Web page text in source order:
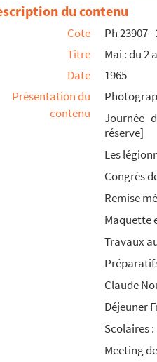
- 25852. Novembre : du 27 au 4
- 25907. Décembre : du 5 au 12
- 25936. Décembre : du 12 au 18
- 25968. Décembre : du 19 au 28
- 26044. Décembre : du 29 au 7
du contenu
Cote
Ph 23907 -
Titre
Mai : du 2
Date
1965
Présentation du
contenu
Journée
réserve]
Les
Congrès
Remise
Maquette
Travaux
Claude
Déjeuner
Scolaires
Meeting